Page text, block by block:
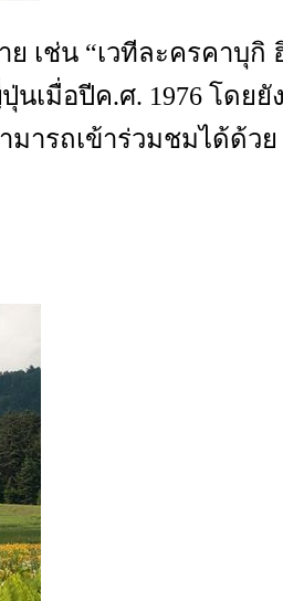
ช่น “เวทีละครคาบุกิ ฮิ
เมื่อปีค.ศ. 1976 โดย
ารถเข้าร่วมชมได้ด้วย